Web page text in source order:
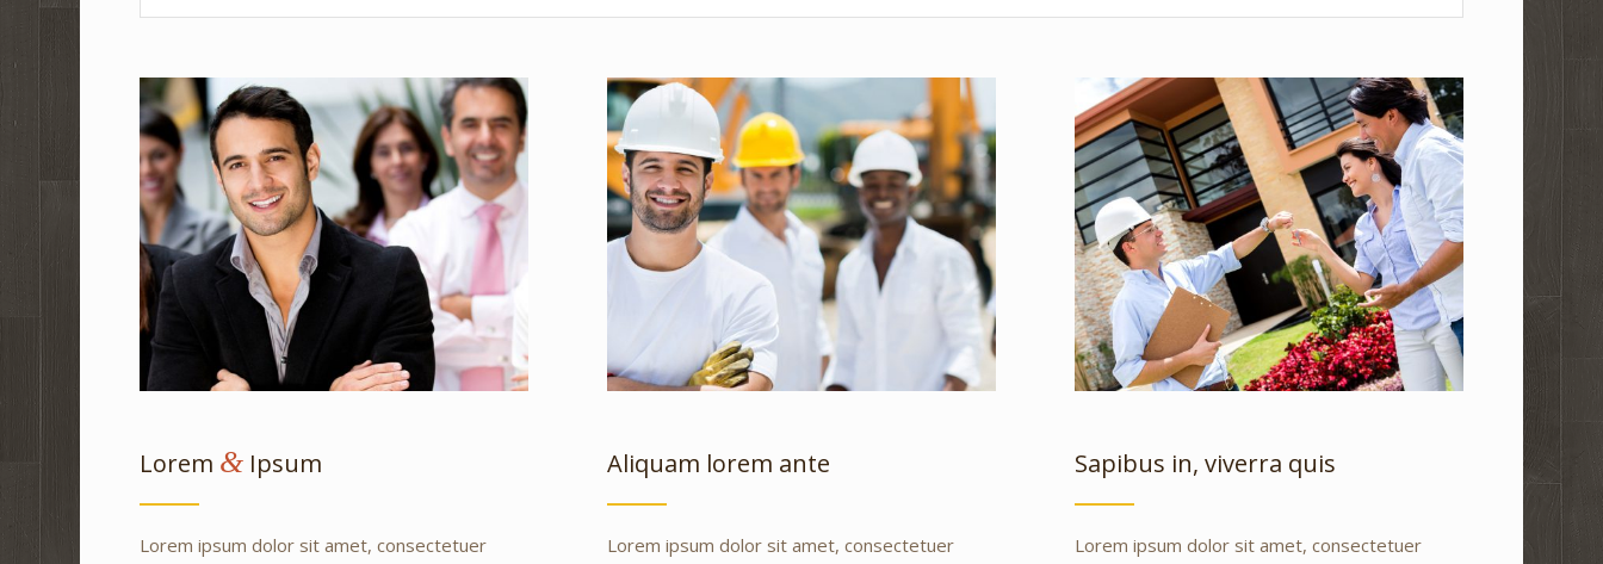
Lorem & Ipsum
Lorem ipsum dolor sit amet, consectetuer
Aliquam lorem ante
Lorem ipsum dolor sit amet, consectetuer
Sapibus in, viverra quis
Lorem ipsum dolor sit amet, consectetuer